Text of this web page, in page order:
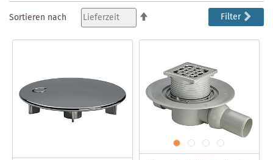
lesen
gerade
Sortieren nach
Reihenfolge
Filter